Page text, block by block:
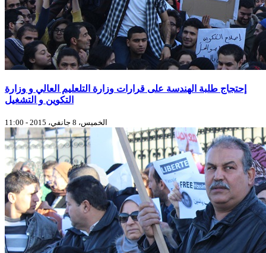
إحتجاج طلبة الهندسة على قرارات وزارة التلعليم العالي و وزارة
التكوين و التشغيل
الخميس، 8 جانفي، 2015 - 11:00